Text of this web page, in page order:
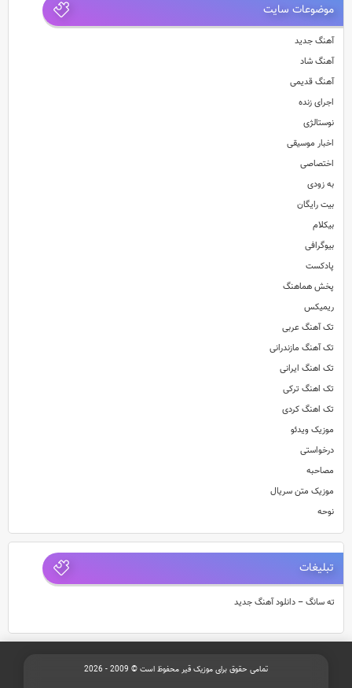
موضوعات سایت
آهنگ جدید
آهنگ شاد
آهنگ قدیمی
اجرای زنده
نوستالژی
اخبار موسیقی
اختصاصی
به زودی
بیت رایگان
بیکلام
بیوگرافی
پادکست
پخش هماهنگ
ریمیکس
تک آهنگ عربی
تک آهنگ مازندرانی
تک اهنگ ایرانی
تک اهنگ ترکی
تک اهنگ کردی
موزیک ویدئو
درخواستی
مصاحبه
موزیک متن سریال
نوحه
تبلیغات
ته سانگ – دانلود آهنگ جدید
تمامی حقوق برای موزیک قیر محفوظ است © 2009 - 2026